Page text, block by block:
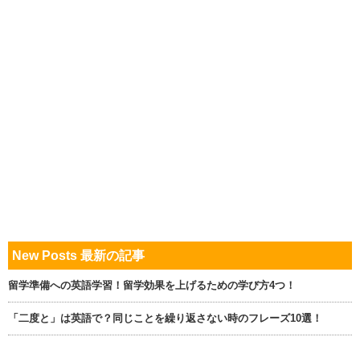
New Posts 最新の記事
留学準備への英語学習！留学効果を上げるための学び方4つ！
「二度と」は英語で？同じことを繰り返さない時のフレーズ10選！